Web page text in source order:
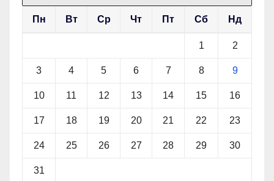
Пн Вт Ср Чт Пт Сб Нд
1 2
3 4 5 6 7 8 9
10 11 12 13 14 15 16
17 18 19 20 21 22 23
24 25 26 27 28 29 30
31